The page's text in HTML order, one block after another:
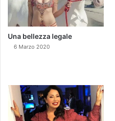
Una bellezza legale
6 Marzo 2020